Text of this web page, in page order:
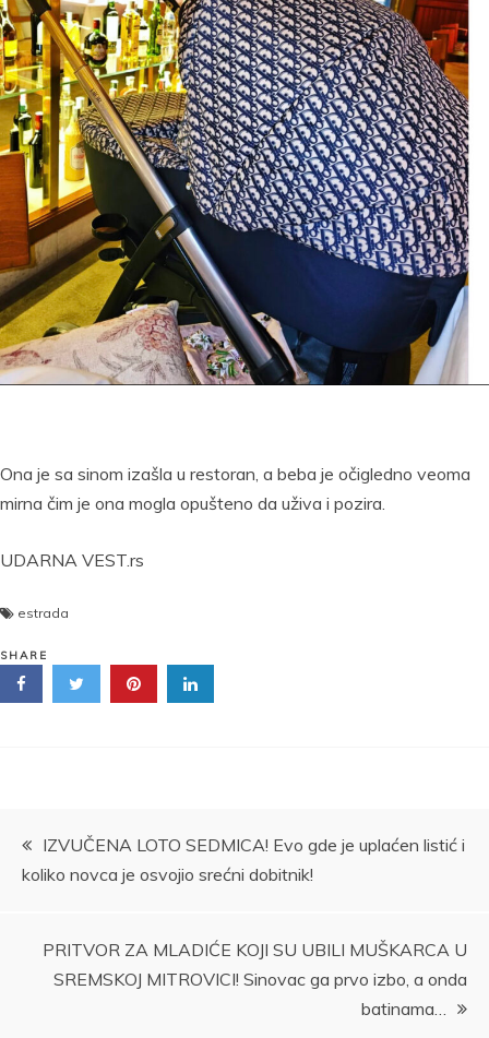
Ona je sa sinom izašla u restoran, a beba je očigledno veoma
mirna čim je ona mogla opušteno da uživa i pozira.
UDARNA VEST.rs
estrada
SHARE
Kretanje
IZVUČENA LOTO SEDMICA! Evo gde je uplaćen listić i
koliko novca je osvojio srećni dobitnik!
PRITVOR ZA MLADIĆE KOJI SU UBILI MUŠKARCA U
SREMSKOJ MITROVICI! Sinovac ga prvo izbo, a onda
batinama…